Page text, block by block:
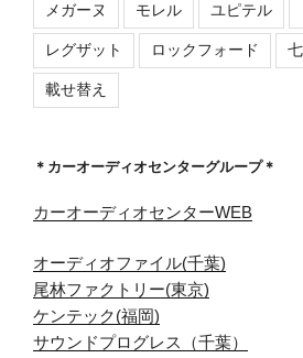
メガーヌ モレル ユピテル
レグザット ロックフォード
載せ替え
＊カーオーディオセンターグループ＊
カーオーディオセンターWEB
オーディオファイル(千葉)
尾林ファクトリー(東京)
ケンテック(福岡)
サウンドプログレス（千葉）